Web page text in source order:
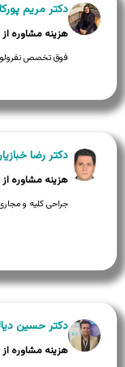
دکتر مریم
فوق تخصص
دکتر رضا
جراحی کلیه و
دکتر حسین